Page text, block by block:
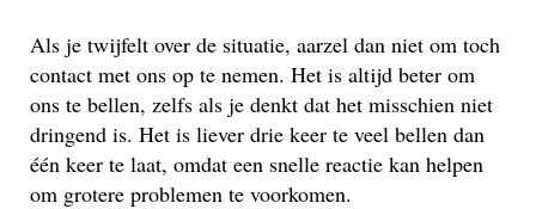
Als je twijfelt over de situatie, aarzel dan niet om toch
contact met ons op te nemen. Het is altijd beter om
ons te bellen, zelfs als je denkt dat het misschien niet
dringend is. Het is liever drie keer te veel bellen dan
één keer te laat, omdat een snelle reactie kan helpen
om grotere problemen te voorkomen.